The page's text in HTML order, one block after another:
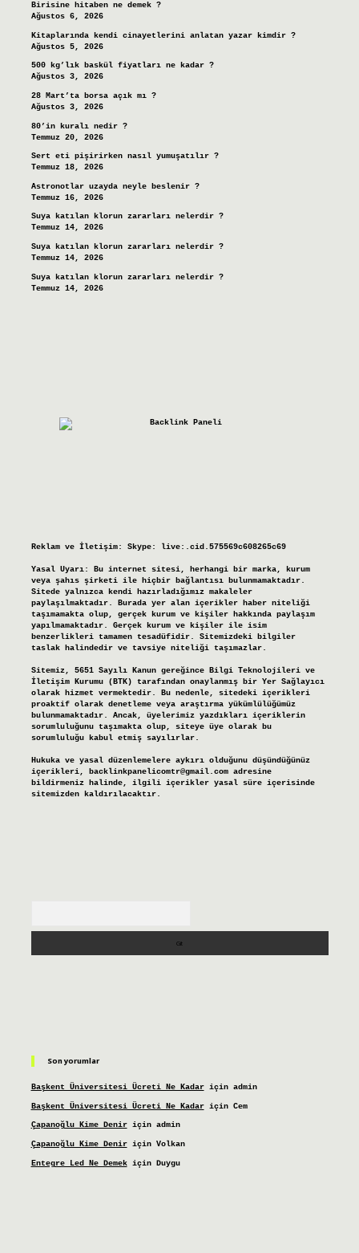
Birisine hitaben ne demek ?
Ağustos 6, 2026
Kitaplarında kendi cinayetlerini anlatan yazar kimdir ?
Ağustos 5, 2026
500 kg’lık baskül fiyatları ne kadar ?
Ağustos 3, 2026
28 Mart’ta borsa açık mı ?
Ağustos 3, 2026
80’in kuralı nedir ?
Temmuz 20, 2026
Sert eti pişirirken nasıl yumuşatılır ?
Temmuz 18, 2026
Astronotlar uzayda neyle beslenir ?
Temmuz 16, 2026
Suya katılan klorun zararları nelerdir ?
Temmuz 14, 2026
Suya katılan klorun zararları nelerdir ?
Temmuz 14, 2026
Suya katılan klorun zararları nelerdir ?
Temmuz 14, 2026
Reklam ve İletişim: Skype: live:.cid.575569c608265c69
Yasal Uyarı:
Bu internet sitesi, herhangi bir marka, kurum
veya şahıs şirketi ile hiçbir bağlantısı bulunmamaktadır.
Sitede yalnızca kendi hazırladığımız makaleler
paylaşılmaktadır. Burada yer alan içerikler haber niteliği
taşımamakta olup, gerçek kurum ve kişiler hakkında paylaşım
yapılmamaktadır. Gerçek kurum ve kişiler ile isim
benzerlikleri tamamen tesadüfidir. Sitemizdeki bilgiler
taslak halindedir ve tavsiye niteliği taşımazlar.
Sitemiz, 5651 Sayılı Kanun gereğince Bilgi Teknolojileri ve
İletişim Kurumu (BTK) tarafından onaylanmış bir Yer Sağlayıcı
olarak hizmet vermektedir. Bu nedenle, sitedeki içerikleri
proaktif olarak denetleme veya araştırma yükümlülüğümüz
bulunmamaktadır. Ancak, üyelerimiz yazdıkları içeriklerin
sorumluluğunu taşımakta olup, siteye üye olarak bu
sorumluluğu kabul etmiş sayılırlar.
Hukuka ve yasal düzenlemelere aykırı olduğunu düşündüğünüz
içerikleri, backlinkpanelicomtr@gmail.comadresine
bildirmeniz halinde, ilgili içerikler yasal süre içerisinde
sitemizden kaldırılacaktır.
Son yorumlar
Başkent Üniversitesi Ücreti Ne Kadariçin admin
Başkent Üniversitesi Ücreti Ne Kadariçin Cem
Çapanoğlu Kime Deniriçin admin
Çapanoğlu Kime Deniriçin Volkan
Entegre Led Ne Demekiçin Duygu